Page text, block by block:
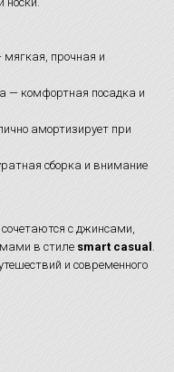
прочная и
— комфортная посадка и
амортизирует при
сборка и внимание
с джинсами,
в стиле smart casual .
и современного